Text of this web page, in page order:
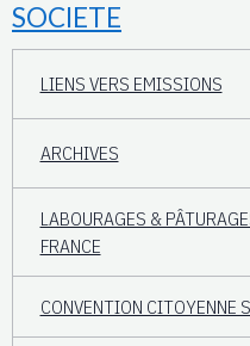
SOCIETE
LIENS VERS EMISSIONS
ARCHIVES
LABOURAGES &
FRANCE
CONVENTION CITOYENNE